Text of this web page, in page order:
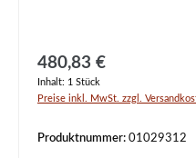
Regulärer Preis:
480,83 €
Inhalt: 1 Stück
Preise inkl. MwSt. zzgl.
Produktnummer: 01029312